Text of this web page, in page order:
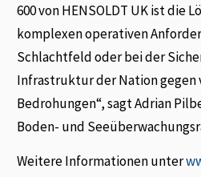
600 von HENSOLDT UK ist die
komplexen operativen
Schlachtfeld oder bei der
Infrastruktur der Nation
Bedrohungen“, sagt Adrian
Boden- und
Weitere Informationen unter